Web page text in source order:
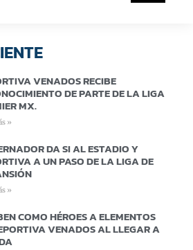
VENADOS RECIBE
DE PARTE DE LA LIGA
MX.
»
DA SI AL ESTADIO Y
A UN PASO DE LA LIGA DE
»
COMO HÉROES A ELEMENTOS
VENADOS AL LLEGAR A